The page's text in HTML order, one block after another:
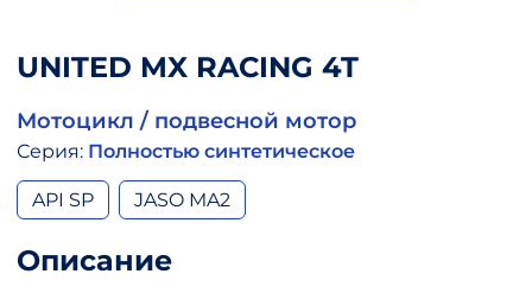
UNITED MX RACING 4T
Мотоцикл / подвесной мотор
Серия: Полностью синтетическое
API SP JASO MA2
Описание